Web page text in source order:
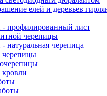
елей и деревьев
профилированный лист
черепицы
натуральная черепица